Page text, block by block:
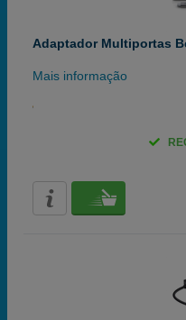
Adaptador Multiportas
Mais informação